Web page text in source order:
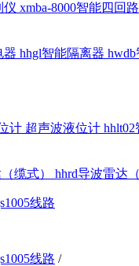
仪 xmba-8000智能四回
器 hhgl智能隔离器
计 超声波液位计
缆式） hhrd导波雷达
线路
线路 /